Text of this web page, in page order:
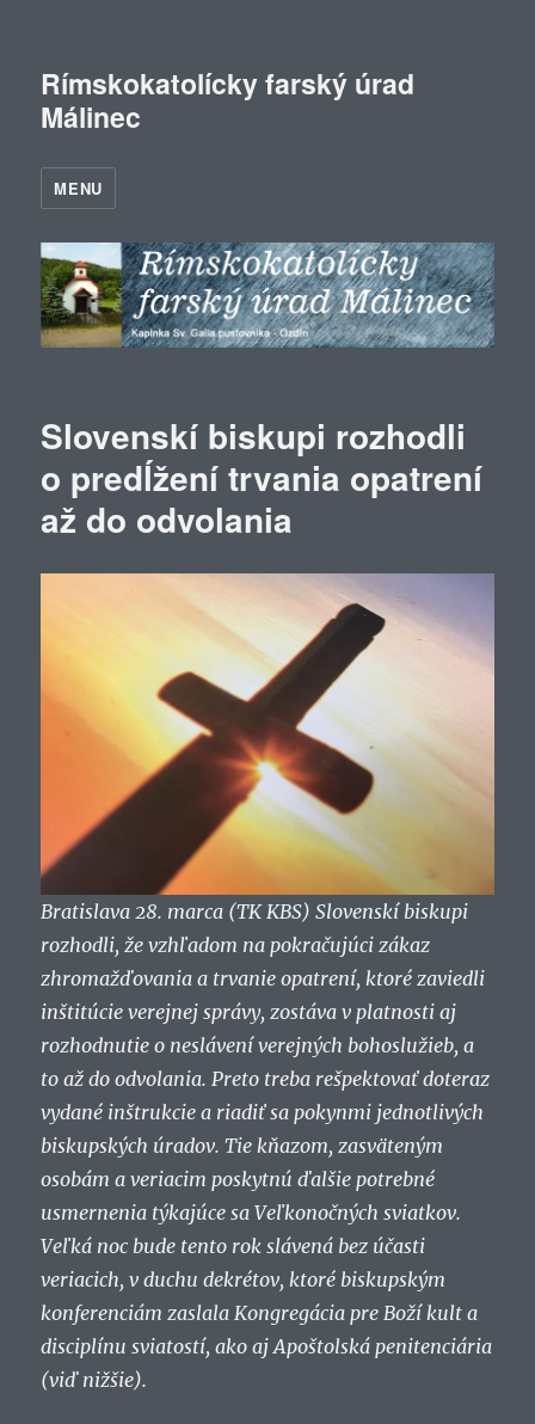
Rímskokatolícky farský úrad
Málinec
MENU
Slovenskí biskupi rozhodli
o predĺžení trvania opatrení
až do odvolania
Bratislava 28. marca (TK KBS) Slovenskí biskupi
rozhodli, že vzhľadom na pokračujúci zákaz
zhromažďovania a trvanie opatrení, ktoré zaviedli
inštitúcie verejnej správy, zostáva v platnosti aj
rozhodnutie o neslávení verejných bohoslužieb, a
to až do odvolania. Preto treba rešpektovať doteraz
vydané inštrukcie a riadiť sa pokynmi jednotlivých
biskupských úradov. Tie kňazom, zasväteným
osobám a veriacim poskytnú ďalšie potrebné
usmernenia týkajúce sa Veľkonočných sviatkov.
Veľká noc bude tento rok slávená bez účasti
veriacich, v duchu dekrétov, ktoré biskupským
konferenciám zaslala Kongregácia pre Boží kult a
disciplínu sviatostí, ako aj Apoštolská penitenciária
(viď nižšie).